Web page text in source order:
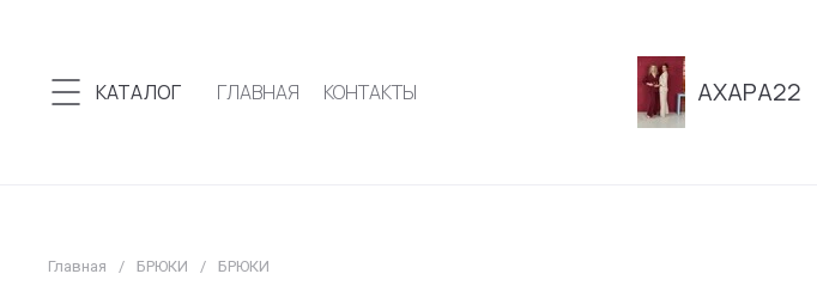
КАТАЛОГ ГЛАВНАЯ КОНТАКТЫ АХАРА22
Главная / БРЮКИ / БРЮКИ